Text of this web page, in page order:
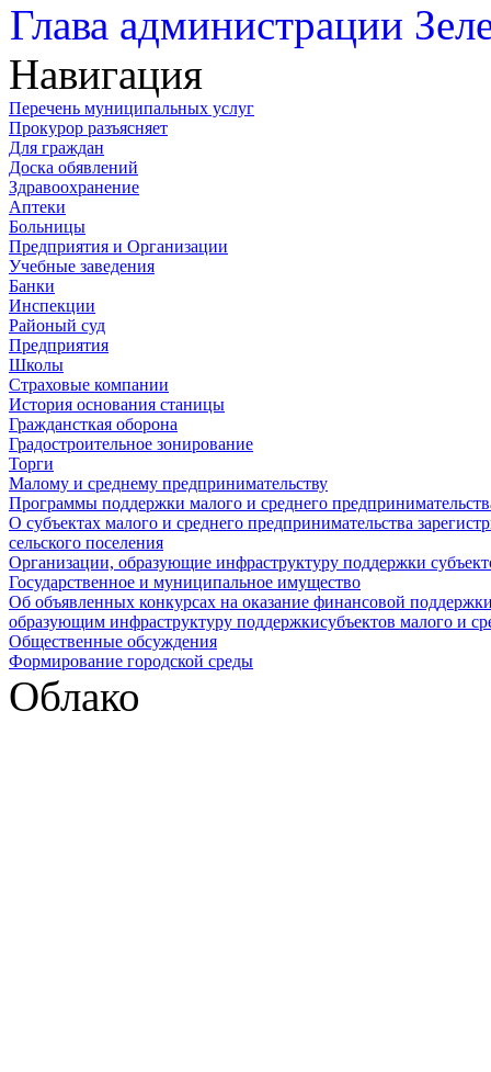
Глава администрации
Навигация
Перечень муниципальных услуг
Прокурор разъясняет
Для граждан
Доска обявлений
Здравоохранение
Аптеки
Больницы
Предприятия и Организации
Учебные заведения
Банки
Инспекции
Районый суд
Предприятия
Школы
Страховые компании
История основания станицы
Граждансткая оборона
Градостроительное зонирование
Торги
Малому и среднему предпринимательству
Программы поддержки малого и среднего
О субъектах малого и среднего предпринимательства
сельского поселения
Организации, образующие инфраструктуру поддержки
Государственное и муниципальное имущество
Об объявленных конкурсах на оказание финансовой
образующим инфраструктуру поддержкисубъектов малого и
Общественные обсуждения
Формирование городской среды
Облако